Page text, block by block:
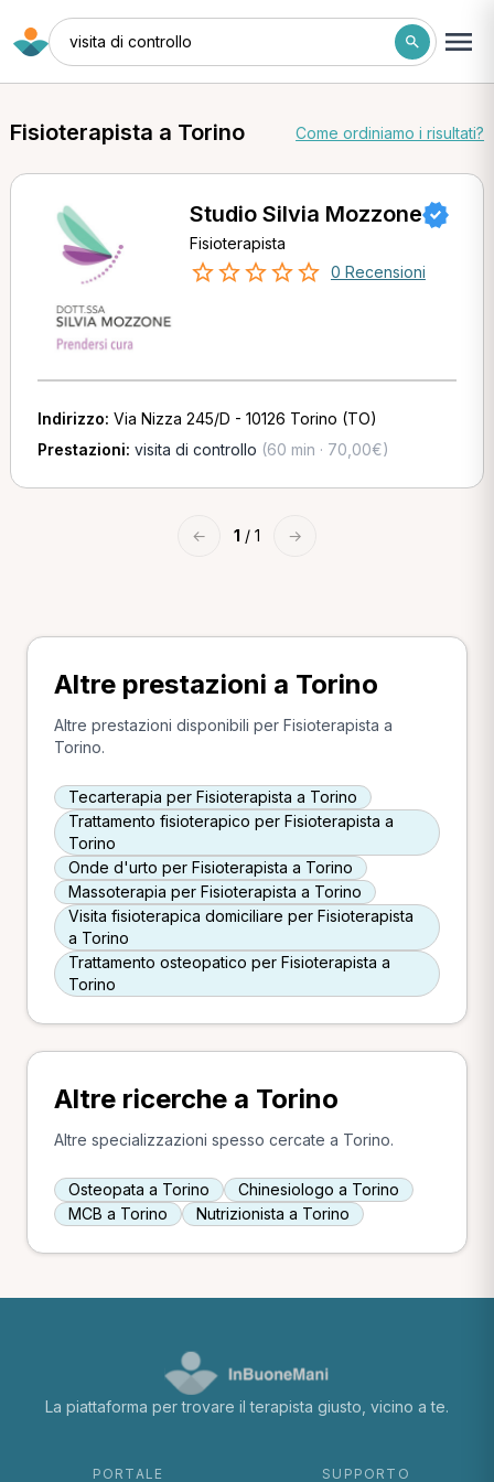
visita di controllo
Fisioterapista a Torino Come ordiniamo i risultati?
Studio Silvia Mozzone
Fisioterapista
0 Recensioni
Indirizzo: Via Nizza 245/D - 10126 Torino (TO)
Prestazioni: visita di controllo (60 min · 70,00€)
← 1 / 1 →
Altre prestazioni a Torino
Altre prestazioni disponibili per Fisioterapista a
Torino.
Tecarterapia per Fisioterapista a Torino
Trattamento fisioterapico per Fisioterapista a
Torino
Onde d'urto per Fisioterapista a Torino
Massoterapia per Fisioterapista a Torino
Visita fisioterapica domiciliare per Fisioterapista
a Torino
Trattamento osteopatico per Fisioterapista a
Torino
Altre ricerche a Torino
Altre specializzazioni spesso cercate a Torino.
Osteopata a Torino
Chinesiologo a Torino
MCB a Torino
Nutrizionista a Torino
La piattaforma per trovare il terapista giusto, vicino a te.
PORTALE SUPPORTO